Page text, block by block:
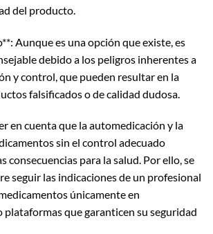
del producto.
Aunque es una opción que existe, es
debido a los peligros inherentes a
y control, que pueden resultar en la
falsificados o de calidad dudosa.
en cuenta que la automedicación y la
sin el control adecuado
consecuencias para la salud. Por ello, se
seguir las indicaciones de un profesional
únicamente en
plataformas que garanticen su seguridad